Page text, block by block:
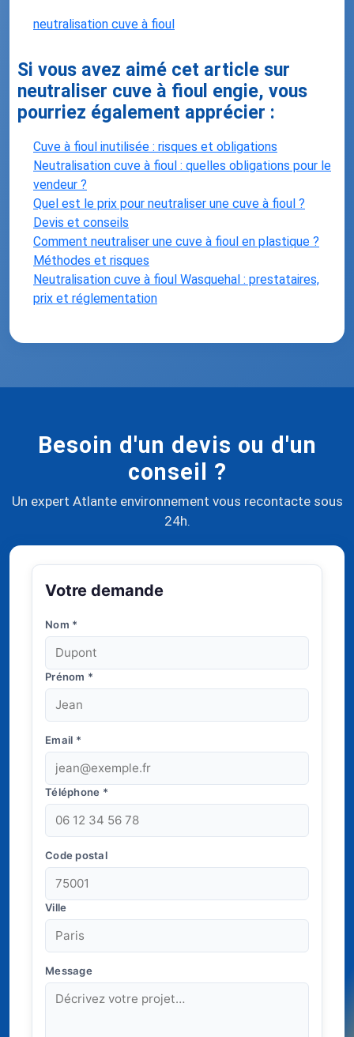
neutralisation cuve à fioul
Si vous avez aimé cet article sur
neutraliser cuve à fioul engie, vous
pourriez également apprécier :
Cuve à fioul inutilisée : risques et obligations
Neutralisation cuve à fioul : quelles obligations pour le
vendeur ?
Quel est le prix pour neutraliser une cuve à fioul ?
Devis et conseils
Comment neutraliser une cuve à fioul en plastique ?
Méthodes et risques
Neutralisation cuve à fioul Wasquehal : prestataires,
prix et réglementation
Besoin d'un devis ou d'un
conseil ?
Un expert Atlante environnement vous recontacte sous
24h.
Votre demande
Nom *
Prénom *
Email *
Téléphone *
Code postal
Ville
Message